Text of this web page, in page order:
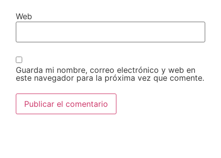
Web
Guarda mi nombre, correo electrónico y web en
este navegador para la próxima vez que comente.